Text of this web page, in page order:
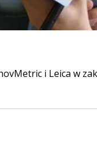
i Leica w